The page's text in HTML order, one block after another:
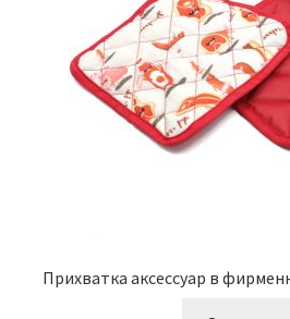
Прихватка аксессуар в